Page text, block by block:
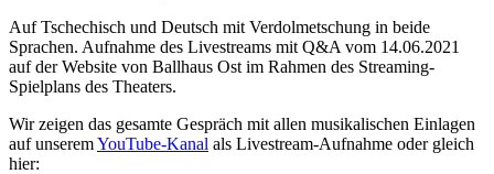
Auf Tschechisch und Deutsch mit Verdolmetschung in beide
Sprachen. Aufnahme des Livestreams mit Q&A vom 14.06.2021
auf der Website von Ballhaus Ost im Rahmen des Streaming-
Spielplans des Theaters.
Wir zeigen das gesamte Gespräch mit allen musikalischen Einlagen
auf unseremYouTube-Kanal als Livestream-Aufnahme oder gleich
hier: